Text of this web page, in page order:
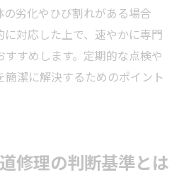
の劣化やひび割れがある場合
対応した上で、速やかに専門
すめします。定期的な点検や
簡潔に解決するためのポイント
修理の判断基準とは